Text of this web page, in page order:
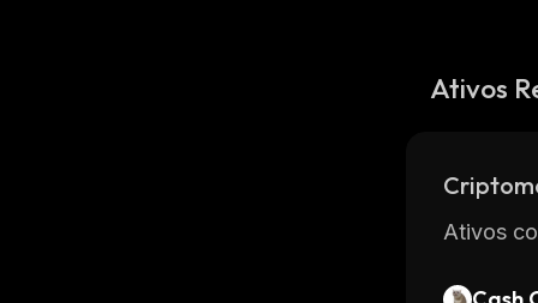
Ativos
Ativos